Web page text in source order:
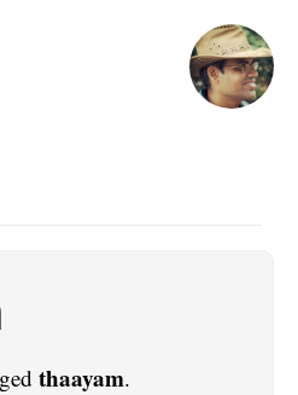
thaayam.